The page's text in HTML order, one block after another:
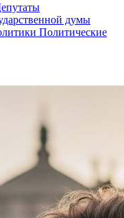
думы
Политические